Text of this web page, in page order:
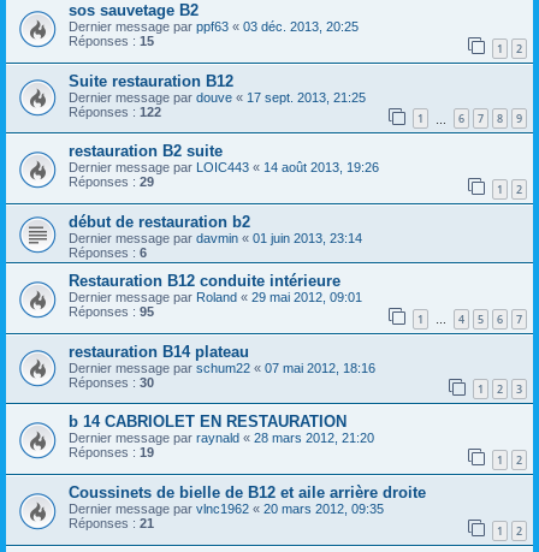
sos sauvetage B2
Dernier message par ppf63 « 03 déc. 2013, 20:25
Réponses : 15 1 2
Suite restauration B12
Dernier message par douve « 17 sept. 2013, 21:25
Réponses : 122 1 6 7 8 9
restauration B2 suite
Dernier message par LOIC443 « 14 août 2013, 19:26
Réponses : 29 1 2
début de restauration b2
Dernier message par davmin « 01 juin 2013, 23:14
Réponses : 6
Restauration B12 conduite intérieure
Dernier message par Roland « 29 mai 2012, 09:01
Réponses : 95 1 … 4 5 6 7
restauration B14 plateau
Dernier message par schum22 « 07 mai 2012, 18:16
Réponses : 30 1 2 3
b 14 CABRIOLET EN RESTAURATION
Dernier message par raynald « 28 mars 2012, 21:20
Réponses : 19 1 2
Coussinets de bielle de B12 et aile arrière droite
Dernier message par vlnc1962 « 20 mars 2012, 09:35
Réponses : 21 1 2